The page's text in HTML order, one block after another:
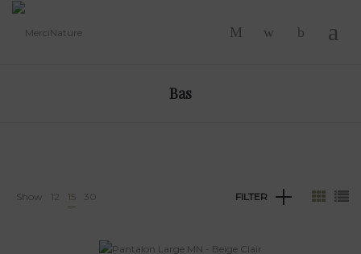
Bas
Show 12 15 30 FILTER